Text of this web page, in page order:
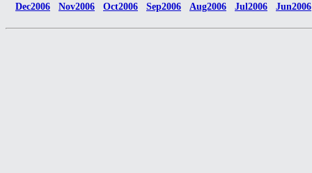
Dec2006 Nov2006 Oct2006 Sep2006 Aug2006 Jul2006 Jun2006